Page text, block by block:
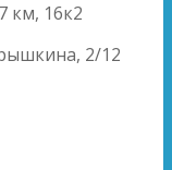
км, 16к2
2/12